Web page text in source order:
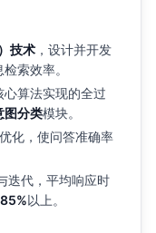
技术 ，设计并开发
索效率。
算法实现的全过
图分类模块。
化，使问答准确率
迭代，平均响应时
85%以上。